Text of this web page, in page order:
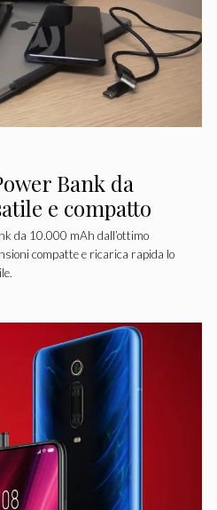
Bank da
e compatto
da 10.000 mAh dall’ottimo
compatte e ricarica rapida lo